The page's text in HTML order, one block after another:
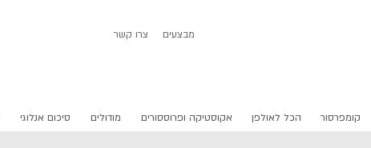
צרו קשר מבצעים
סיכום אנלוגי מודולים אקוסטיקה ופרוססורים הכל לאולפן קומפרסור